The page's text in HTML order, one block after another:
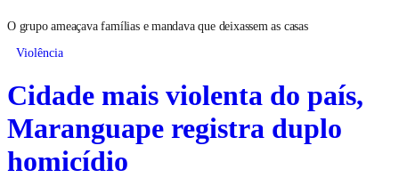
O grupo ameaçava famílias e mandava que deixassem as casas
Violência
Cidade mais violenta do país,
Maranguape registra duplo
homicídio